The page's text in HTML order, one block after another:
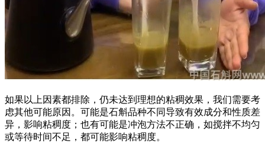
如果以上因素都排除，仍未达到理想的粘稠效果，我们需要考
虑其他可能原因。可能是石斛品种不同导致有效成分和性质差
异，影响粘稠度；也有可能是冲泡方法不正确，如搅拌不均匀
或等待时间不足，都可能影响粘稠度。